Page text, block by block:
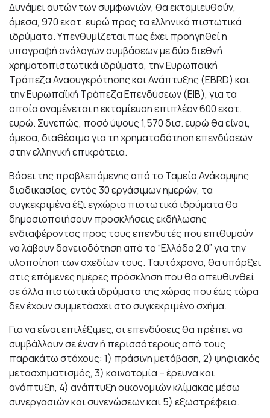
Δυνάμει αυτών των συμφωνιών, θα εκταμιευθούν,
άμεσα, 970 εκατ. ευρώ προς τα ελληνικά πιστωτικά
ιδρύματα. Υπενθυμίζεται πως έχει προηγηθεί η
υπογραφή ανάλογων συμβάσεων με δύο διεθνή
χρηματοπιστωτικά ιδρύματα, την Ευρωπαϊκή
Τράπεζα Ανασυγκρότησης και Ανάπτυξης (EBRD) και
την Ευρωπαϊκή Τράπεζα Επενδύσεων (ΕΙΒ), για τα
οποία αναμένεται η εκταμίευση επιπλέον 600 εκατ.
ευρώ. Συνεπώς, ποσό ύψους 1,570 δισ. ευρώ θα είναι,
άμεσα, διαθέσιμο για τη χρηματοδότηση επενδύσεων
στην ελληνική επικράτεια.
Βάσει της προβλεπόμενης από το Ταμείο Ανάκαμψης
διαδικασίας, εντός 30 εργάσιμων ημερών, τα
συγκεκριμένα έξι εγχώρια πιστωτικά ιδρύματα θα
δημοσιοποιήσουν προσκλήσεις εκδήλωσης
ενδιαφέροντος προς τους επενδυτές που επιθυμούν
να λάβουν δανειοδότηση από το “Ελλάδα 2.0” για την
υλοποίηση των σχεδίων τους. Ταυτόχρονα, θα υπάρξει
στις επόμενες ημέρες πρόσκληση που θα απευθυνθεί
σε άλλα πιστωτικά ιδρύματα της χώρας που έως τώρα
δεν έχουν συμμετάσχει στο συγκεκριμένο σχήμα.
Για να είναι επιλέξιμες, οι επενδύσεις θα πρέπει να
συμβάλλουν σε έναν ή περισσότερους από τους
παρακάτω στόχους: 1) πράσινη μετάβαση, 2) ψηφιακός
μετασχηματισμός, 3) καινοτομία – έρευνα και
ανάπτυξη, 4) ανάπτυξη οικονομιών κλίμακας μέσω
συνεργασιών και συνενώσεων και 5) εξωστρέφεια.